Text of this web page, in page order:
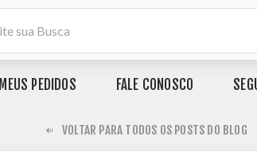
MEUS PEDIDOS FALE CONOSCO
VOLTAR PARA TODOS OS POSTS DO BLOG